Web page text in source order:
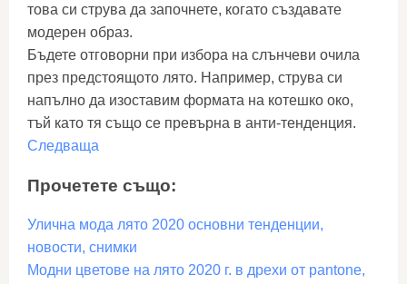
това си струва да започнете, когато създавате
модерен образ.
Бъдете отговорни при избора на слънчеви очила
през предстоящото лято. Например, струва си
напълно да изоставим формата на котешко око,
тъй като тя също се превърна в анти-тенденция.
Следваща
Прочетете също:
Улична мода лято 2020 основни тенденции,
новости, снимки
Модни цветове на лято 2020 г. в дрехи от pantone,